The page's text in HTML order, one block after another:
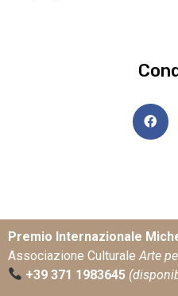
Premio Internazionale
Associazione Culturale Arte
+39 371 1983645